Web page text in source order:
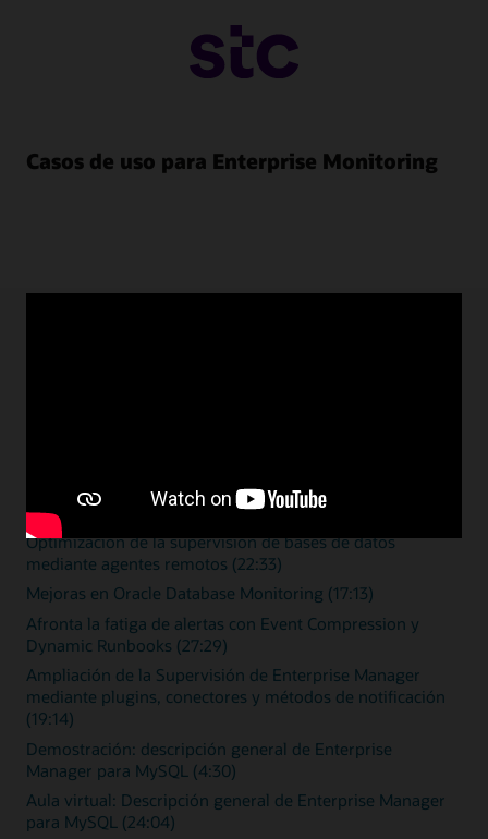
Casos de uso para Enterprise Monitoring
Zero Downtime Monitoring (15:46)
Optimización de la supervisión de bases de datos
mediante agentes remotos (22:33)
Mejoras en Oracle Database Monitoring (17:13)
Afronta la fatiga de alertas con Event Compression y
Dynamic Runbooks (27:29)
Ampliación de la Supervisión de Enterprise Manager
mediante plugins, conectores y métodos de notificación
(19:14)
Demostración: descripción general de Enterprise
Manager para MySQL (4:30)
Aula virtual: Descripción general de Enterprise Manager
para MySQL (24:04)